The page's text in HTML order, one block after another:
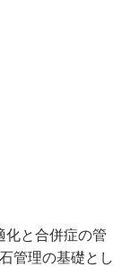
化と合併症の管
管理の基礎とし